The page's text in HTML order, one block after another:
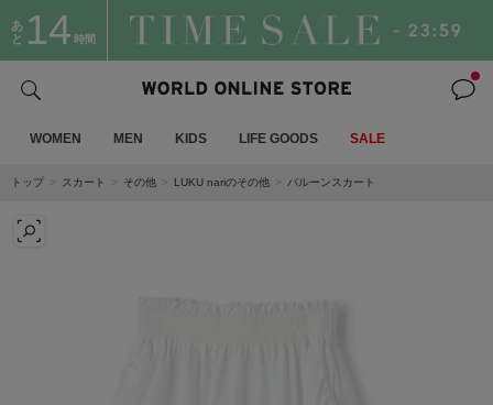
あ
と 14 時間
WOMEN MEN KIDS LIFE GOODS SALE
トップ スカート その他 LUKU nariのその他 バルーンスカート